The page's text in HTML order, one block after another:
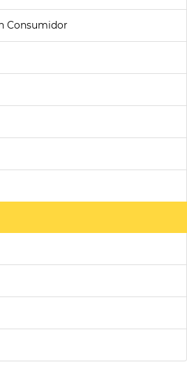
Consumidor